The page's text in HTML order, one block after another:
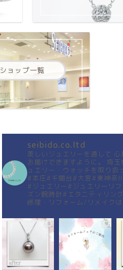
ショップ一覧
seibido.co.ltd
美しいジュエリーを通して 心
お届けできますように。
埼玉
ュエリー・ウォッチを取り扱
#本庄#千間台#大宮#東神奈
#ジュエリー#ジュエリーリ
ズン腕時計#エタニティリング
修理・リフォーム/リメイク